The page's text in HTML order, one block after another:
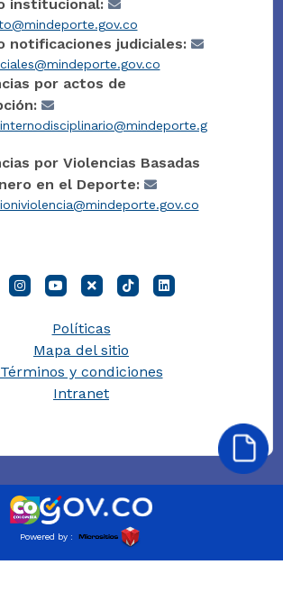
institucional:
notificaciones judiciales:
por actos de
por Violencias Basadas
en el Deporte:
Políticas
Mapa del sitio
Términos y condiciones
Intranet
Powered by :